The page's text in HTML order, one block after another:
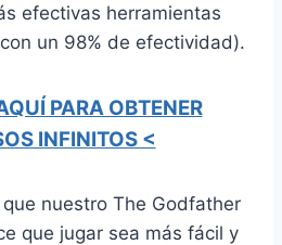
efectivas herramientas
un 98% de efectividad).
PARA OBTENER
INFINITOS <
nuestro The Godfather
que jugar sea más fácil y